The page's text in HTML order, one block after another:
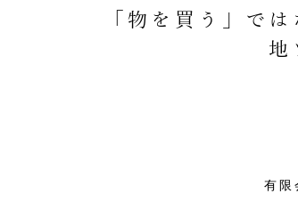
「物を買う」で
地
有限